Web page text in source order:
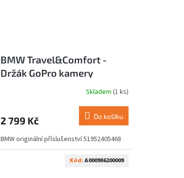
BMW Travel&Comfort -
Držák GoPro kamery
Skladem (1 ks)
2 799 Kč Do košíku
BMW originální příslušenství 51952405468
Kód:A000986200009